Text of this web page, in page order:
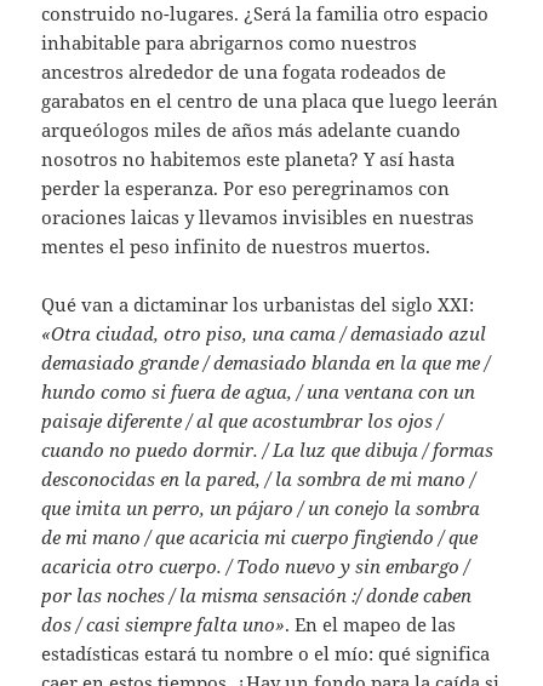
construido no-lugares. ¿Será la familia otro espacio
inhabitable para abrigarnos como nuestros
ancestros alrededor de una fogata rodeados de
garabatos en el centro de una placa que luego leerán
arqueólogos miles de años más adelante cuando
nosotros no habitemos este planeta? Y así hasta
perder la esperanza. Por eso peregrinamos con
oraciones laicas y llevamos invisibles en nuestras
mentes el peso infinito de nuestros muertos.
Qué van a dictaminar los urbanistas del siglo XXI:
«Otra ciudad, otro piso, una cama / demasiado azul
demasiado grande / demasiado blanda en la que me /
hundo como si fuera de agua, / una ventana con un
paisaje diferente / al que acostumbrar los ojos /
cuando no puedo dormir. / La luz que dibuja / formas
desconocidas en la pared, / la sombra de mi mano /
que imita un perro, un pájaro / un conejo la sombra
de mi mano / que acaricia mi cuerpo fingiendo / que
acaricia otro cuerpo. / Todo nuevo y sin embargo /
por las noches / la misma sensación :/ donde caben
dos / casi siempre falta uno». En el mapeo de las
estadísticas estará tu nombre o el mío: qué significa